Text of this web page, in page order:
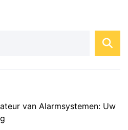
kunnen gebruikers
van Alarmsystemen: Uw